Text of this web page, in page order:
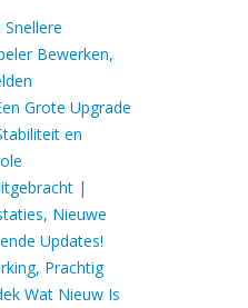
Bewerken,
Grote Upgrade
en
|
Nieuwe
Updates!
Prachtig
Wat Nieuw Is